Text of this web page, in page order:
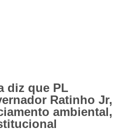
diz que PL
Ratinho Jr,
ambiental,